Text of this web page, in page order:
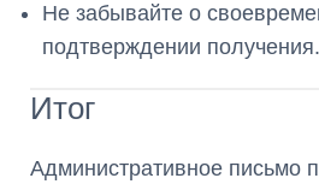
Не забывайте о
подтверждении получения.
Итог
Административное письмо